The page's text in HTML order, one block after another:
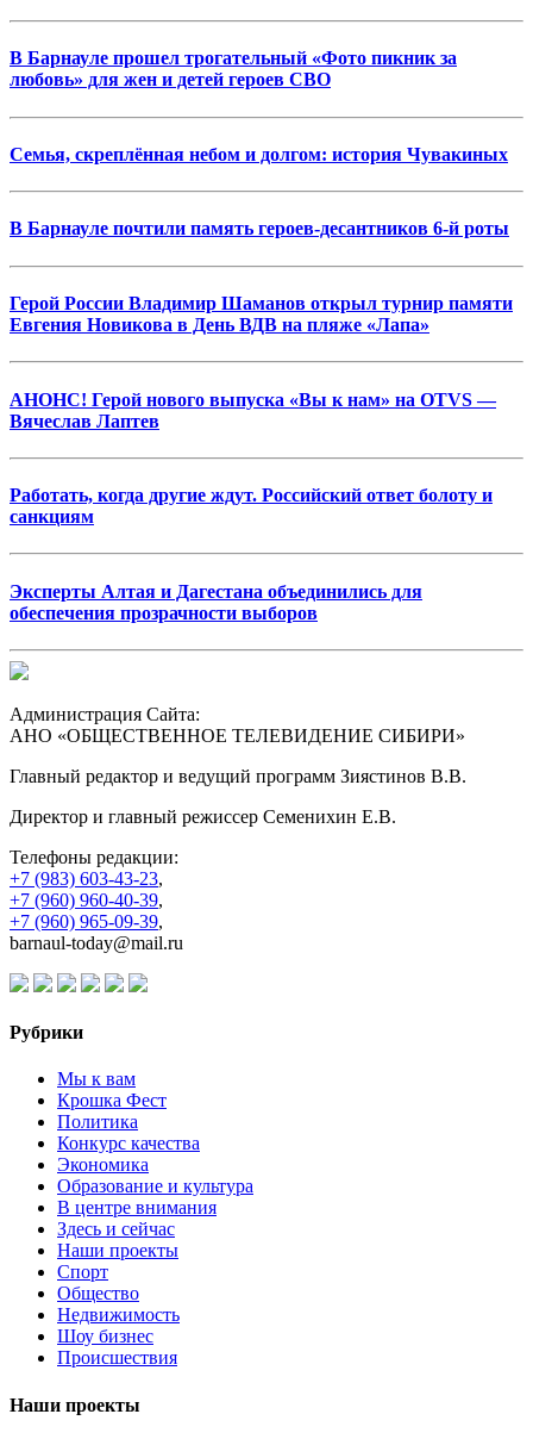
В Барнауле прошел трогательный «Фото пикник за
любовь» для жен и детей героев СВО
Семья, скреплённая небом и долгом: история Чувакиных
В Барнауле почтили память героев-десантников 6-й роты
Герой России Владимир Шаманов открыл турнир памяти
Евгения Новикова в День ВДВ на пляже «Лапа»
АНОНС! Герой нового выпуска «Вы к нам» на OTVS —
Вячеслав Лаптев
Работать, когда другие ждут. Российский ответ болоту и
санкциям
Эксперты Алтая и Дагестана объединились для
обеспечения прозрачности выборов
Администрация Сайта:
АНО «ОБЩЕСТВЕННОЕ ТЕЛЕВИДЕНИЕ СИБИРИ»
Главный редактор и ведущий программ Зиястинов В.В.
Директор и главный режиссер Семенихин Е.В.
Телефоны редакции:
+7 (983) 603-43-23,
+7 (960) 960-40-39,
+7 (960) 965-09-39,
barnaul-today@mail.ru
Рубрики
Мы к вам
Крошка Фест
Политика
Конкурс качества
Экономика
Образование и культура
В центре внимания
Здесь и сейчас
Наши проекты
Спорт
Общество
Недвижимость
Шоу бизнес
Происшествия
Наши проекты